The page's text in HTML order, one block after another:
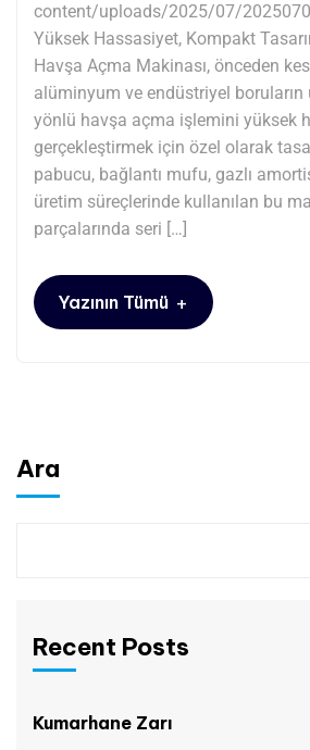
content/uploads/2025/07/
Yüksek Hassasiyet, Kompakt
Havşa Açma Makinası, önceden
alüminyum ve endüstriyel boruların
yönlü havşa açma işlemini yüksek
gerçekleştirmek için özel olarak
pabucu, bağlantı mufu, gazlı
üretim süreçlerinde kullanılan bu
parçalarında seri […]
Yazının Tümü +
Ara
Recent Posts
Kumarhane Zarı